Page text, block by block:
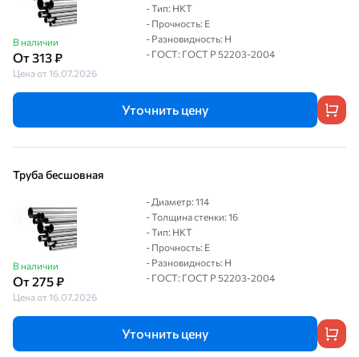
В наличии
От 313 ₽
Цена от 16.07.2026
- Тип: НКТ
- Прочность: Е
- Разновидность: Н
- ГОСТ: ГОСТ Р 52203-2004
Уточнить цену
Труба бесшовная
В наличии
От 275 ₽
Цена от 16.07.2026
- Диаметр: 114
- Толщина стенки: 16
- Тип: НКТ
- Прочность: Е
- Разновидность: Н
- ГОСТ: ГОСТ Р 52203-2004
Уточнить цену